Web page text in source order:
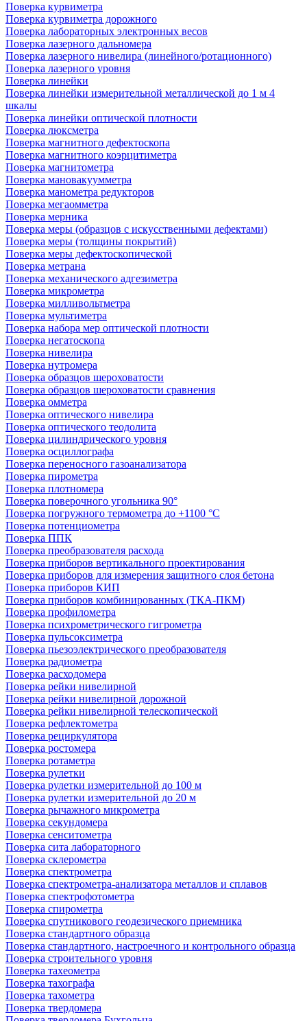
Поверка курвиметра
Поверка курвиметра дорожного
Поверка лабораторных электронных весов
Поверка лазерного дальномера
Поверка лазерного нивелира (линейного/ротационного)
Поверка лазерного уровня
Поверка линейки
Поверка линейки измерительной металлической до 1 м 4
шкалы
Поверка линейки оптической плотности
Поверка люксметра
Поверка магнитного дефектоскопа
Поверка магнитного коэрцитиметра
Поверка магнитометра
Поверка мановакуумметра
Поверка манометра редукторов
Поверка мегаомметра
Поверка мерника
Поверка меры (образцов с искусственными дефектами)
Поверка меры (толщины покрытий)
Поверка меры дефектоскопической
Поверка метрана
Поверка механического адгезиметра
Поверка микрометра
Поверка милливольтметра
Поверка мультиметра
Поверка набора мер оптической плотности
Поверка негатоскопа
Поверка нивелира
Поверка нутромера
Поверка образцов шероховатости
Поверка образцов шероховатости сравнения
Поверка омметра
Поверка оптического нивелира
Поверка оптического теодолита
Поверка цилиндрического уровня
Поверка осциллографа
Поверка переносного газоанализатора
Поверка пирометра
Поверка плотномера
Поверка поверочного угольника 90°
Поверка погружного термометра до +1100 °С
Поверка потенциометра
Поверка ППК
Поверка преобразователя расхода
Поверка приборов вертикального проектирования
Поверка приборов для измерения защитного слоя бетона
Поверка приборов КИП
Поверка приборов комбинированных (ТКА-ПКМ)
Поверка профилометра
Поверка психрометрического гигрометра
Поверка пульсоксиметра
Поверка пьезоэлектрического преобразователя
Поверка радиометра
Поверка расходомера
Поверка рейки нивелирной
Поверка рейки нивелирной дорожной
Поверка рейки нивелирной телескопической
Поверка рефлектометра
Поверка рециркулятора
Поверка ростомера
Поверка ротаметра
Поверка рулетки
Поверка рулетки измерительной до 100 м
Поверка рулетки измерительной до 20 м
Поверка рычажного микрометра
Поверка секундомера
Поверка сенситометра
Поверка сита лабораторного
Поверка склерометра
Поверка спектрометра
Поверка спектрометра-анализатора металлов и сплавов
Поверка спектрофотометра
Поверка спирометра
Поверка спутникового геодезического приемника
Поверка стандартного образца
Поверка стандартного, настроечного и контрольного образца
Поверка строительного уровня
Поверка тахеометра
Поверка тахографа
Поверка тахометра
Поверка твердомера